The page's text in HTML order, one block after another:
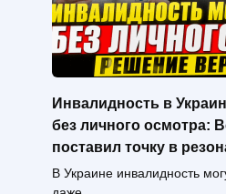
Инвалидность в
без личного осмотра:
поставил точку в
В Украине инвалидность